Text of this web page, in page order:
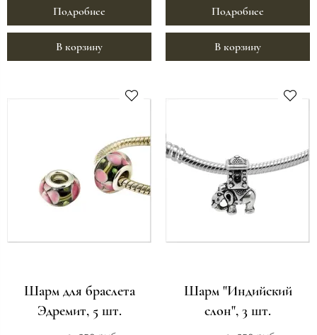
Подробнее
В корзину
Подробнее
В корзину
Шарм для браслета
Эдремит, 5 шт.
Шарм "Индийский
слон", 3 шт.